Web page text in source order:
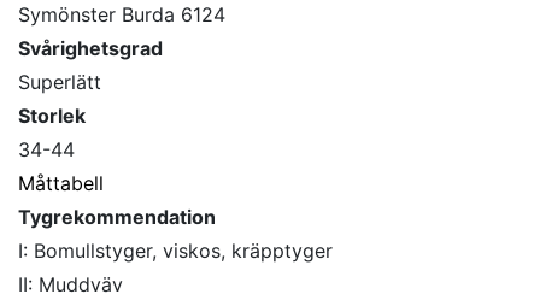
Symönster Burda 6124
Svårighetsgrad
Superlätt
Storlek
34-44
Måttabell
Tygrekommendation
I: Bomullstyger, viskos, kräpptyger
II: Muddväv